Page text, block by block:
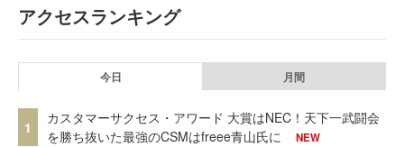
アクセスランキング
今日 月間
1
カスタマーサクセス・アワード 大賞はNEC！天下一武闘会
を勝ち抜いた最強のCSMはfreee青山氏に
NEW